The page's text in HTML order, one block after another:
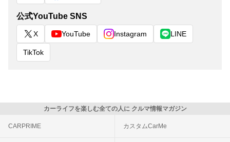
公式YouTube SNS
X YouTube Instagram LINE
TikTok
カーライフを楽しむ全ての人に クルマ情報マガジン
CARPRIME カスタムCarMe